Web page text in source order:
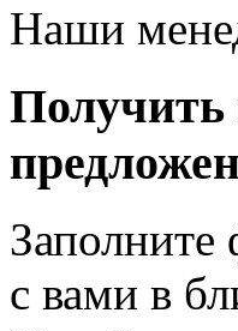
Наши
Получить
с вами в